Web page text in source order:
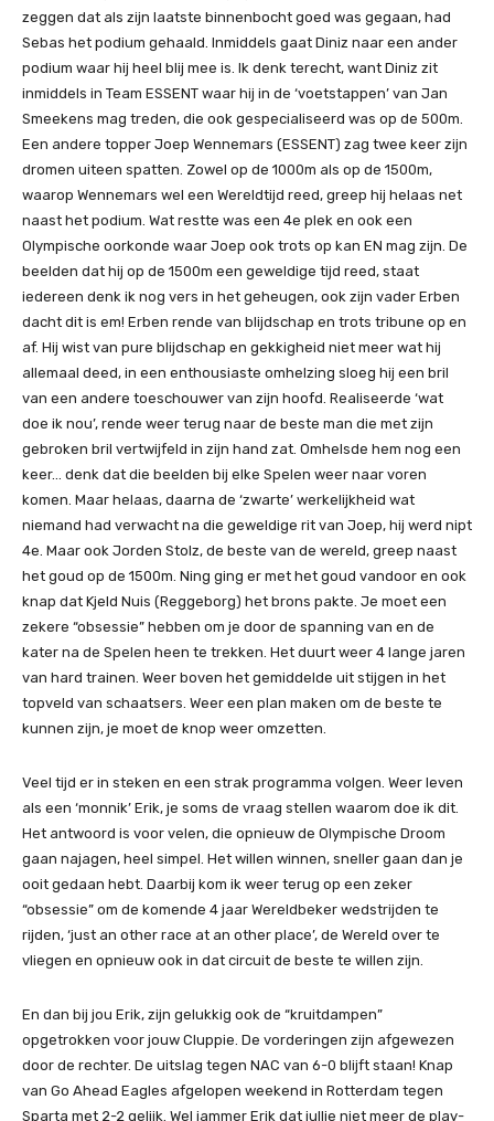
zeggen dat als zijn laatste binnenbocht goed was gegaan, had
Sebas het podium gehaald. Inmiddels gaat Diniz naar een ander
podium waar hij heel blij mee is. Ik denk terecht, want Diniz zit
inmiddels in Team ESSENT waar hij in de ‘voetstappen’ van Jan
Smeekens mag treden, die ook gespecialiseerd was op de 500m.
Een andere topper Joep Wennemars (ESSENT) zag twee keer zijn
dromen uiteen spatten. Zowel op de 1000m als op de 1500m,
waarop Wennemars wel een Wereldtijd reed, greep hij helaas net
naast het podium. Wat restte was een 4e plek en ook een
Olympische oorkonde waar Joep ook trots op kan EN mag zijn. De
beelden dat hij op de 1500m een geweldige tijd reed, staat
iedereen denk ik nog vers in het geheugen, ook zijn vader Erben
dacht dit is em! Erben rende van blijdschap en trots tribune op en
af. Hij wist van pure blijdschap en gekkigheid niet meer wat hij
allemaal deed, in een enthousiaste omhelzing sloeg hij een bril
van een andere toeschouwer van zijn hoofd. Realiseerde ‘wat
doe ik nou’, rende weer terug naar de beste man die met zijn
gebroken bril vertwijfeld in zijn hand zat. Omhelsde hem nog een
keer… denk dat die beelden bij elke Spelen weer naar voren
komen. Maar helaas, daarna de ‘zwarte’ werkelijkheid wat
niemand had verwacht na die geweldige rit van Joep, hij werd nipt
4e. Maar ook Jorden Stolz, de beste van de wereld, greep naast
het goud op de 1500m. Ning ging er met het goud vandoor en ook
knap dat Kjeld Nuis (Reggeborg) het brons pakte. Je moet een
zekere “obsessie” hebben om je door de spanning van en de
kater na de Spelen heen te trekken. Het duurt weer 4 lange jaren
van hard trainen. Weer boven het gemiddelde uit stijgen in het
topveld van schaatsers. Weer een plan maken om de beste te
kunnen zijn, je moet de knop weer omzetten.
Veel tijd er in steken en een strak programma volgen. Weer leven
als een ‘monnik’ Erik, je soms de vraag stellen waarom doe ik dit.
Het antwoord is voor velen, die opnieuw de Olympische Droom
gaan najagen, heel simpel. Het willen winnen, sneller gaan dan je
ooit gedaan hebt. Daarbij kom ik weer terug op een zeker
“obsessie” om de komende 4 jaar Wereldbeker wedstrijden te
rijden, ‘just an other race at an other place’, de Wereld over te
vliegen en opnieuw ook in dat circuit de beste te willen zijn.
En dan bij jou Erik, zijn gelukkig ook de “kruitdampen”
opgetrokken voor jouw Cluppie. De vorderingen zijn afgewezen
door de rechter. De uitslag tegen NAC van 6-0 blijft staan! Knap
van Go Ahead Eagles afgelopen weekend in Rotterdam tegen
Sparta met 2-2 gelijk. Wel jammer Erik dat jullie niet meer de play-